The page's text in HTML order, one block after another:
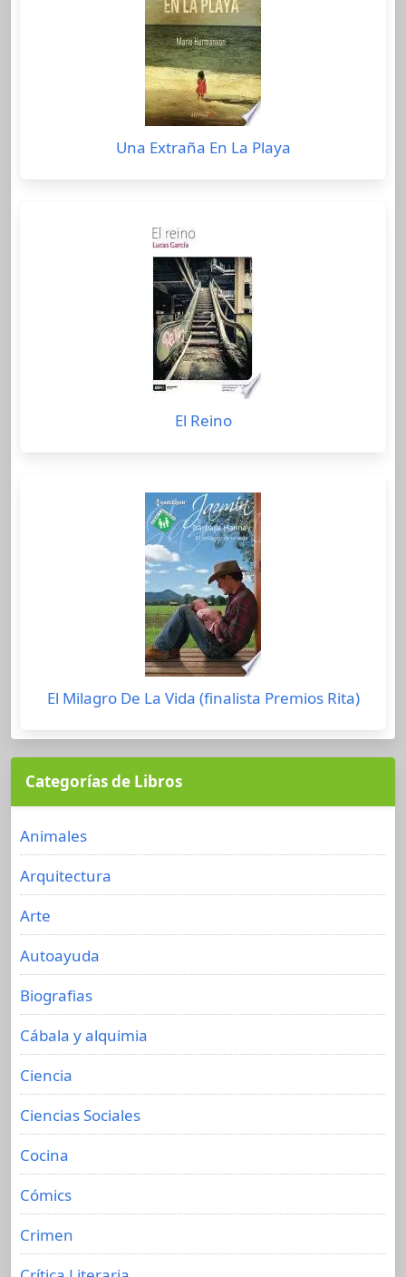
Una Extraña En La Playa
El Reino
El Milagro De La Vida (finalista Premios Rita)
Categorías de Libros
Animales
Arquitectura
Arte
Autoayuda
Biografias
Cábala y alquimia
Ciencia
Ciencias Sociales
Cocina
Cómics
Crimen